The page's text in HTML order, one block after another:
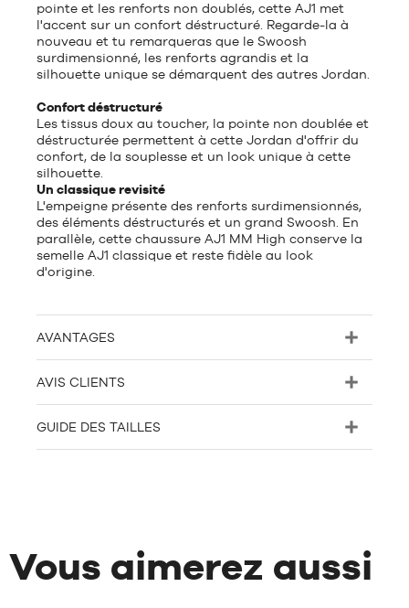
pointe et les renforts non doublés, cette AJ1 met
l'accent sur un confort déstructuré. Regarde-la à
nouveau et tu remarqueras que le Swoosh
surdimensionné, les renforts agrandis et la
silhouette unique se démarquent des autres Jordan.
Confort déstructuré
Les tissus doux au toucher, la pointe non doublée et
déstructurée permettent à cette Jordan d'offrir du
confort, de la souplesse et un look unique à cette
silhouette.
Un classique revisité
L'empeigne présente des renforts surdimensionnés,
des éléments déstructurés et un grand Swoosh. En
parallèle, cette chaussure AJ1 MM High conserve la
semelle AJ1 classique et reste fidèle au look
d'origine.
AVANTAGES
AVIS CLIENTS
GUIDE DES TAILLES
Vous aimerez aussi